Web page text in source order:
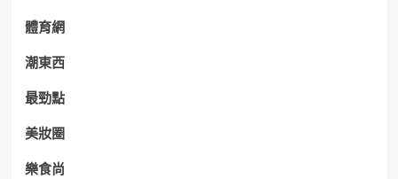
體育網
潮東西
最勁點
美妝圈
樂食尚